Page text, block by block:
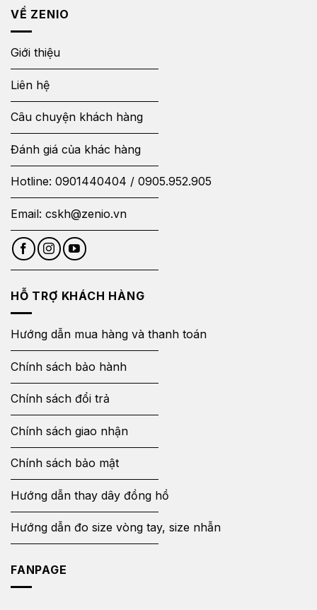
VỀ ZENIO
Giới thiệu
Liên hệ
Câu chuyện khách hàng
Đánh giá của khác hàng
Hotline: 0901440404 / 0905.952.905
Email: cskh@zenio.vn
HỖ TRỢ KHÁCH HÀNG
Hướng dẫn mua hàng và thanh toán
Chính sách bảo hành
Chính sách đổi trả
Chính sách giao nhận
Chính sách bảo mật
Hướng dẫn thay dây đồng hồ
Hướng dẫn đo size vòng tay, size nhẫn
FANPAGE